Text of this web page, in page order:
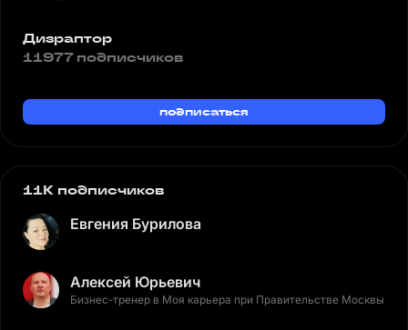
Дизраптор
11977 подписчиков
подписаться
11K подписчиков
Евгения Бурилова
Алексей Юрьевич
Бизнес-тренер в Моя карьера при Правительстве Москвы